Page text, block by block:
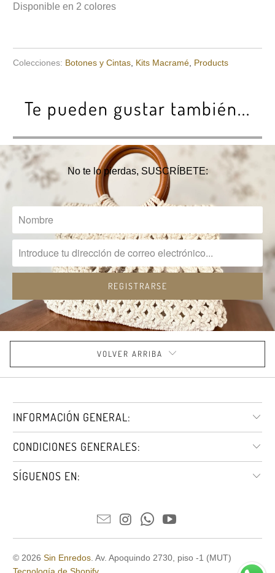
Disponible en 2 colores
Colecciones: Botones y Cintas, Kits Macramé, Products
Te pueden gustar también...
No te lo pierdas, SUSCRÍBETE:
VOLVER ARRIBA
INFORMACIÓN GENERAL:
CONDICIONES GENERALES:
SÍGUENOS EN:
© 2026Sin Enredos . Av. Apoquindo 2730, piso -1 (MUT)
Tecnología de Shopify